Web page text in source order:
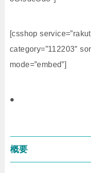
[csshop
category=”112203″
mode=”embed”]
●
概要